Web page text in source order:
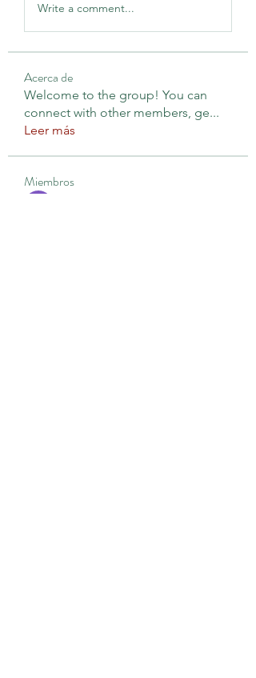
Write a comment...
Acerca de
Welcome to the group! You can
connect with other members, ge...
Leer más
Miembros